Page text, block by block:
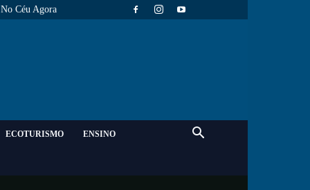
No Céu Agora
ECOTURISMO ENSINO